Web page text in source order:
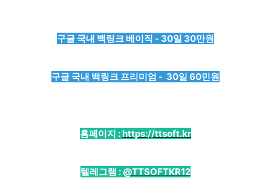
구글 국내 백링크 베이직 - 30일 30만원
구글 국내 백링크 프리미엄 - 30일 60민원
홈페이지 :https://ttsoft.kr
텔레그램 : @TTSOFTKR12